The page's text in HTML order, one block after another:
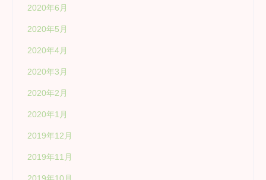
2020年6月
2020年5月
2020年4月
2020年3月
2020年2月
2020年1月
2019年12月
2019年11月